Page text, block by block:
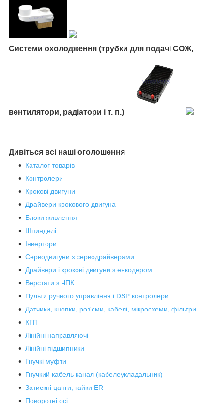
Системи охолодження (трубки для подачі СОЖ,
вентилятори, радіатори і т. п.)
Дивіться всі наші оголошення
Каталог товарів
Контролери
Крокові двигуни
Драйвери крокового двигуна
Блоки живлення
Шпинделі
Інвертори
Серводвигуни з серводрайверами
Драйвери і крокові двигуни з енкодером
Верстати з ЧПК
Пульти ручного управління і DSP контролери
Датчики, кнопки, роз'єми, кабелі, мікросхеми, фільтри
КГП
Лінійні направляючі
Лінійні підшипники
Гнучкі муфти
Гнучкий кабель канал (кабелеукладальник)
Затискні цанги, гайки ER
Поворотні осі